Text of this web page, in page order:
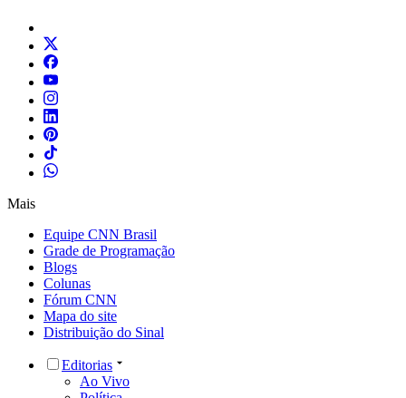
Mais
Equipe CNN Brasil
Grade de Programação
Blogs
Colunas
Fórum CNN
Mapa do site
Distribuição do Sinal
Editorias
Ao Vivo